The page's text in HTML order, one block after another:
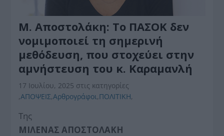
Μ. Αποστολάκη: Το ΠΑΣΟΚ δεν
νομιμοποιεί τη σημερινή
μεθόδευση, που στοχεύει στην
αμνήστευση του κ. Καραμανλή
17 Ιουλίου, 2025 στις κατηγορίες
,ΑΠΟΨΕΙΣ,Αρθρογράφοι,ΠΟΛΙΤΙΚΗ,
Της
ΜΙΛΕΝΑΣ ΑΠΟΣΤΟΛΑΚΗ